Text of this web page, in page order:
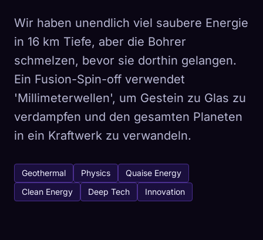
Wir haben unendlich viel saubere Energie
in 16 km Tiefe, aber die Bohrer
schmelzen, bevor sie dorthin gelangen.
Ein Fusion-Spin-off verwendet
'Millimeterwellen', um Gestein zu Glas zu
verdampfen und den gesamten Planeten
in ein Kraftwerk zu verwandeln.
Geothermal Physics
Quaise Energy
Clean Energy
Deep Tech Innovation